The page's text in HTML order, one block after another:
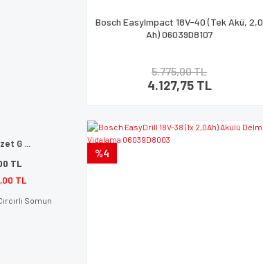
G ...
TL
TL
Bosch EasyImpact 18V-40 (Tek Akü, 2,0
Ah) 06039D8107
5.775,00 TL
4.127,75 TL
%4